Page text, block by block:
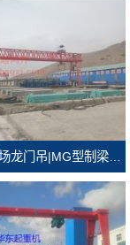
MG型制梁场龙门吊|MG型制梁场门式起重机